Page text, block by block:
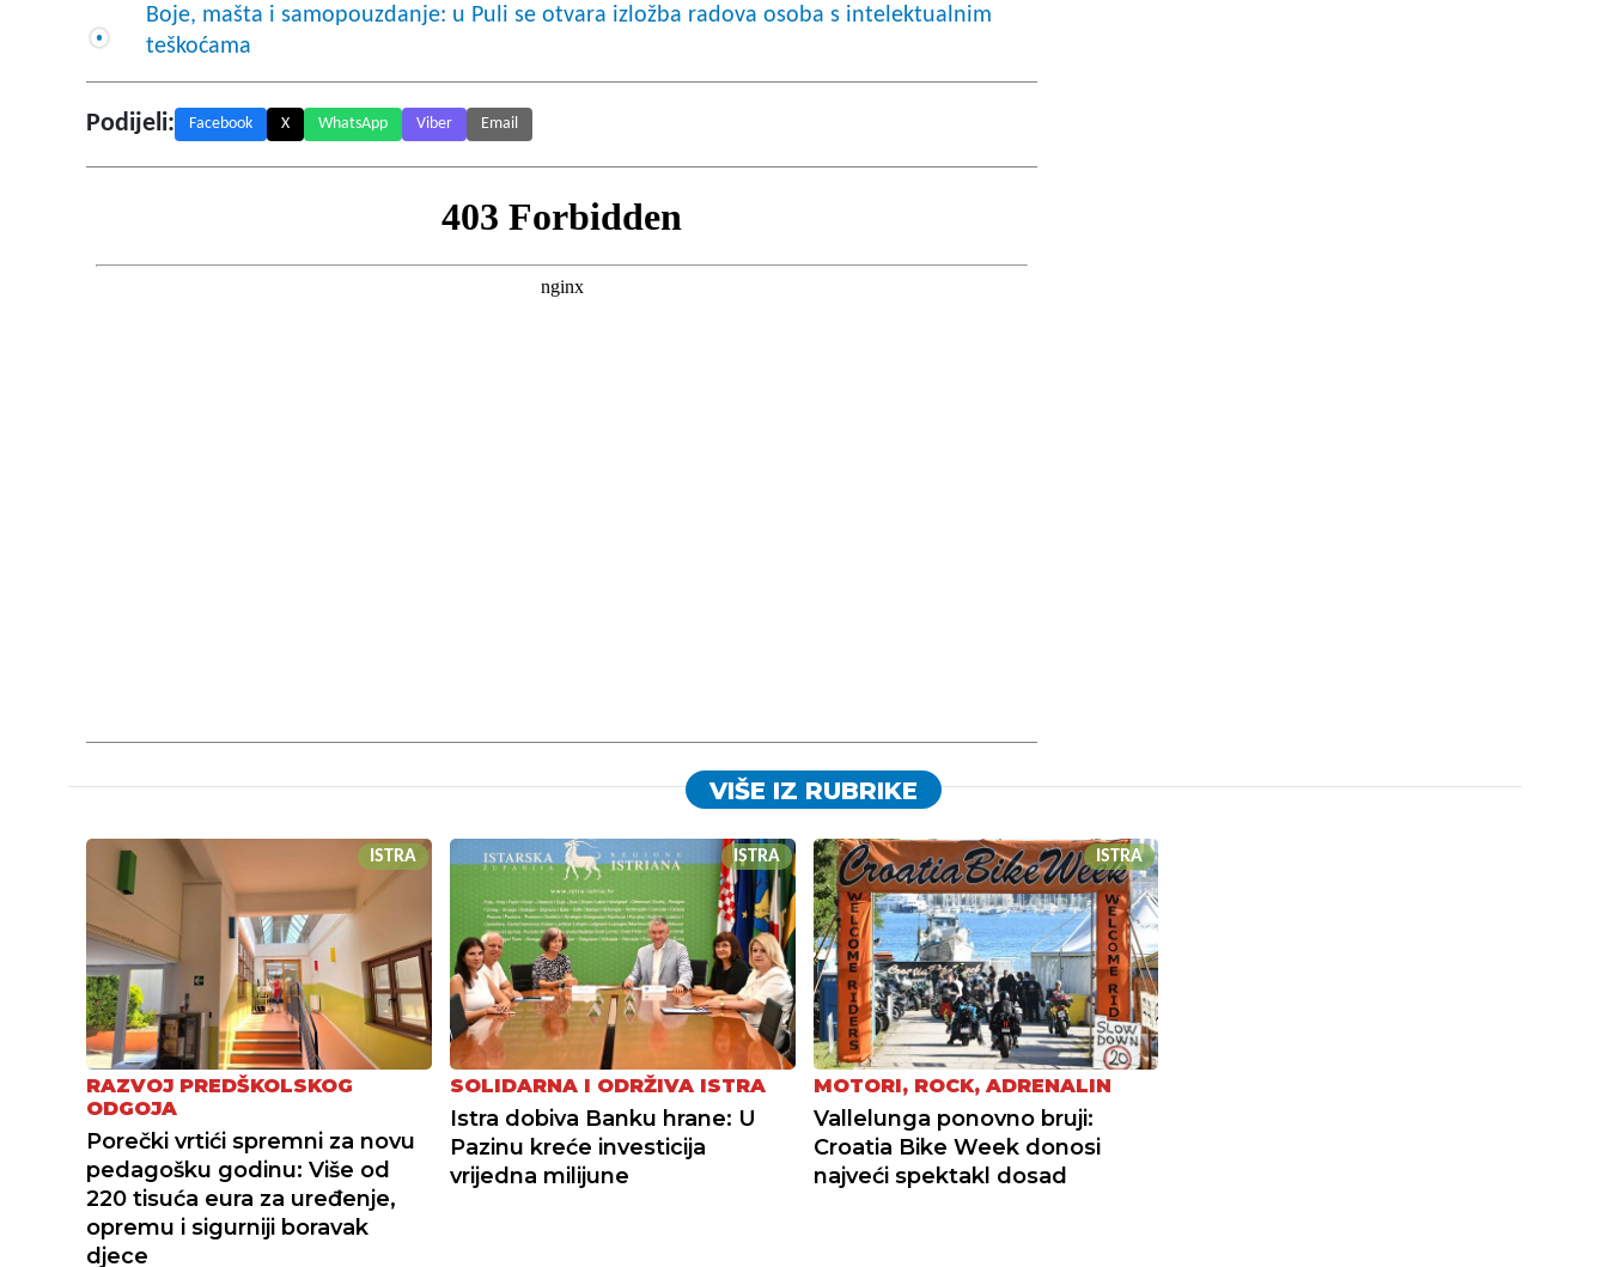
Boje, mašta i samopouzdanje: u Puli se otvara izložba radova osoba s intelektualnim
teškoćama
Podijeli: Facebook X WhatsApp Viber Email
VIŠE IZ RUBRIKE
ISTRA
RAZVOJ PREDŠKOLSKOG
ODGOJA
Porečki vrtići spremni za novu
pedagošku godinu: Više od
220 tisuća eura za uređenje,
opremu i sigurniji boravak
djece
ISTRA
SOLIDARNA I ODRŽIVA ISTRA
Istra dobiva Banku hrane: U
Pazinu kreće investicija
vrijedna milijune
ISTRA
MOTORI, ROCK, ADRENALIN
Vallelunga ponovno bruji:
Croatia Bike Week donosi
najveći spektakl dosad